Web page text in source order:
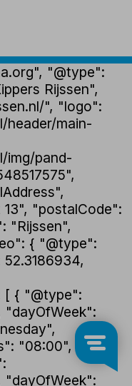
"@type":
Rijssen",
", "logo":
header/main-
img/pand-
"postalCode":
"Rijssen",
{ "@type":
[ { "@type":
"dayOfWeek":
"08:00",
"dayOfWeek":